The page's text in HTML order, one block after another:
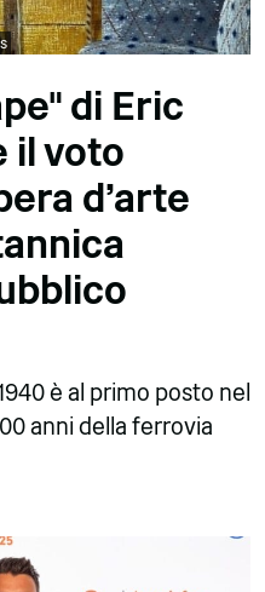
di Eric
il voto
d'arte
è al primo posto nel
anni della ferrovia